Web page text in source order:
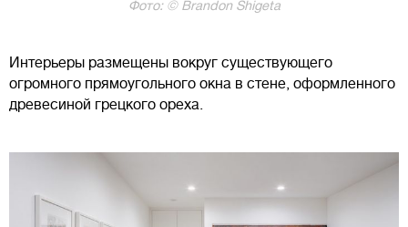
Фото: © Brandon Shigeta
Интерьеры размещены вокруг существующего
огромного прямоугольного окна в стене, оформленного
древесиной грецкого ореха.